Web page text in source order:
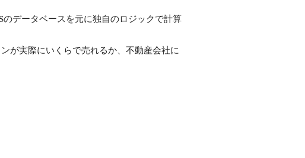
データベースを元に独自のロジックで計算
が実際にいくらで売れるか、不動産会社に